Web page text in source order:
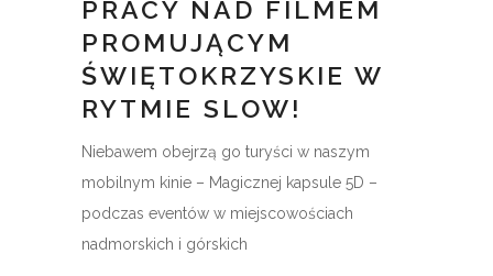
PRACY NAD FILMEM
PROMUJĄCYM
ŚWIĘTOKRZYSKIE W
RYTMIE SLOW!
Niebawem obejrzą go turyści w naszym
mobilnym kinie – Magicznej kapsule 5D –
podczas eventów w miejscowościach
nadmorskich i górskich